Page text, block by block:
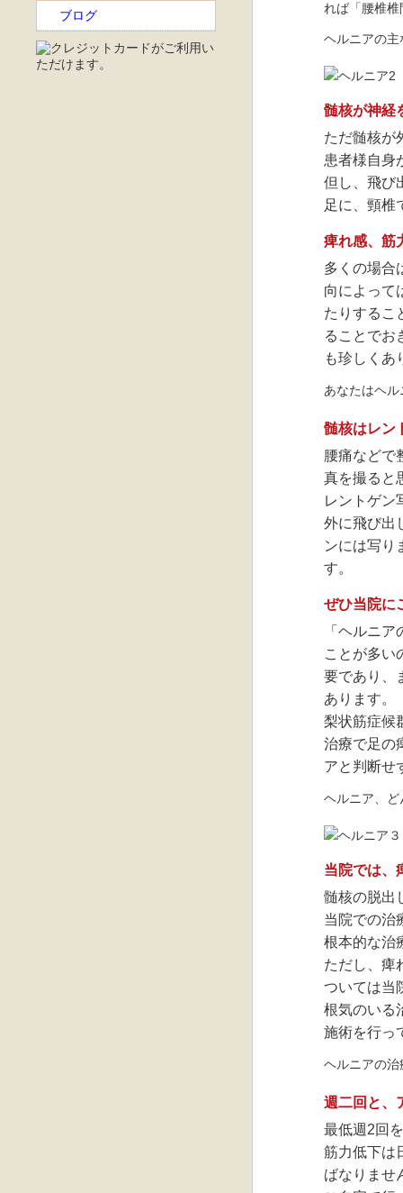
れば「腰椎
ヘルニアの主
髄核が神経
ただ髄核が
患者様自身
但し、飛び
足に、頸椎
痺れ感、筋
多くの場合
向によって
たりするこ
ることでお
も珍しくあ
あなたはヘ
髄核はレン
腰痛などで
真を撮ると
レントゲン
外に飛び出
ンには写り
す。
ぜひ当院に
「ヘルニ
ことが多い
要であり、
あります。
梨状筋症候
治療で足の
アと判断せ
ヘルニア、
当院では、
髄核の脱出
当院での治
根本的な治
ただし、痺
ついては当
根気のいる
施術を行っ
ヘルニアの治
週二回と、
最低週2回
筋力低下は
ばなりませ
ブログ